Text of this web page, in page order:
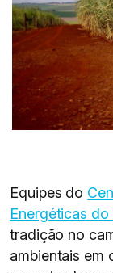
Equipes do
Energéticas
tradição no
ambientais em